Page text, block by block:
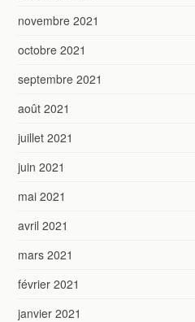
novembre 2021
octobre 2021
septembre 2021
août 2021
juillet 2021
juin 2021
mai 2021
avril 2021
mars 2021
février 2021
janvier 2021